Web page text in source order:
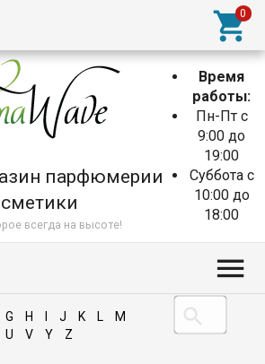
парфюмерии
всегда на высоте!
Время
работы:
Пн-Пт с
9:00 до
19:00
Суббота с
10:00 до
18:00
G H J K L
M
U V Y Z